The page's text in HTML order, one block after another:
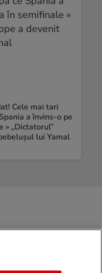
Cele mai tari
a învins-o pe
» „Dictatorul”
lui Yamal